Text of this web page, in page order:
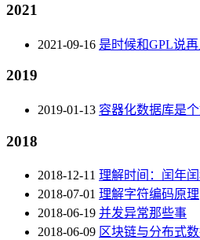
2021
2021-09-16 是时候和GPL说再
2019
2019-01-13 容器化数据库是个
2018
2018-12-11 理解时间：闰年
2018-07-01 理解字符编码原理
2018-06-19 并发异常那些事
2018-06-09 区块链与分布式